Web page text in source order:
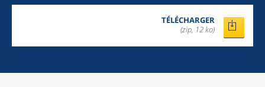
TÉLÉCHARGER
(zip, 12 ko)